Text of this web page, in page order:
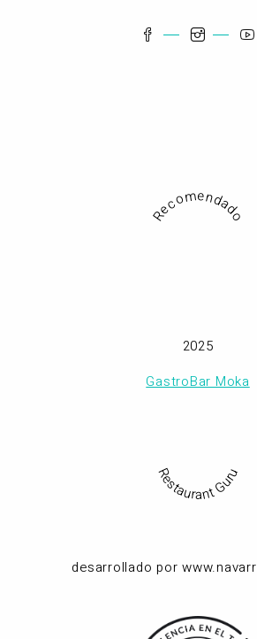
Recomendado
2025
GastroBar Moka
Restaurant Guru
desarrollado por